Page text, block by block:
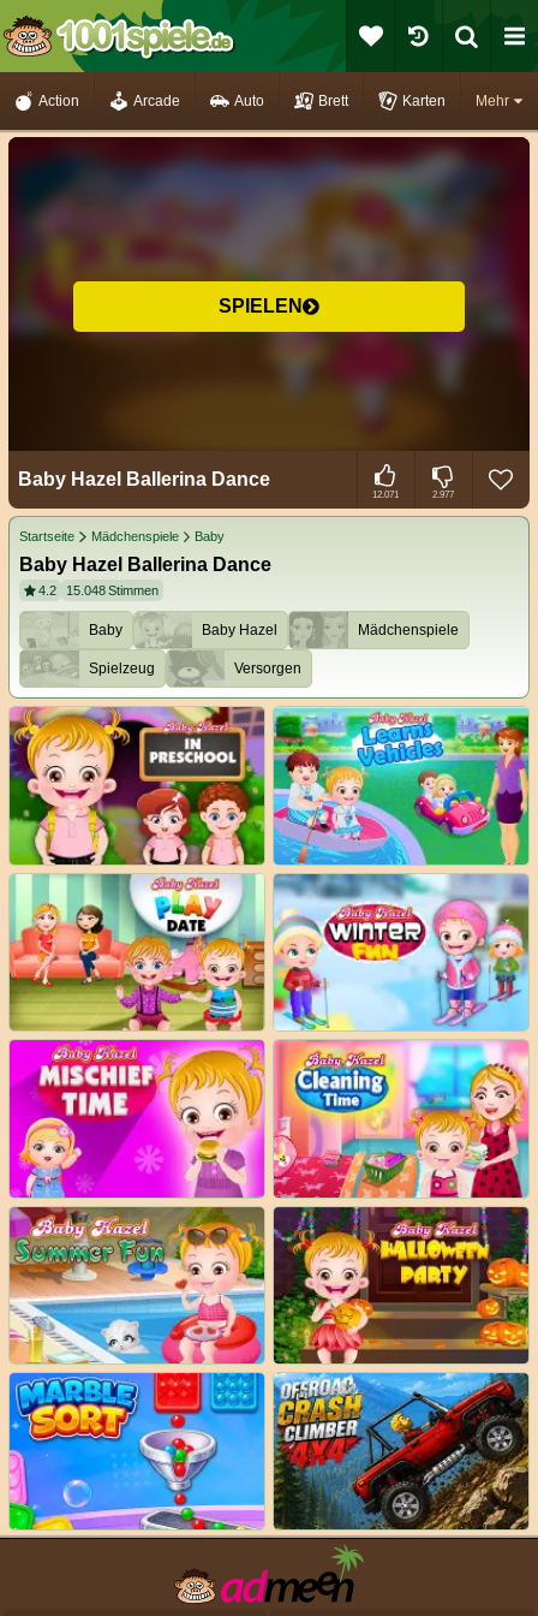
Mehr
Action Arcade Auto Brett Karten
SPIELEN
Baby Hazel Ballerina Dance
12.071 2.977
Startseite Mädchenspiele Baby
Baby Hazel Ballerina Dance
4.2 15.048Stimmen
Baby Baby Hazel Mädchenspiele
Spielzeug Versorgen